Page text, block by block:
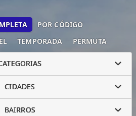
TEMPORADA PERMUTA
POR CÓDIGO
CIDADES
BAIRROS